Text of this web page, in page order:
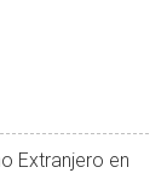
Extranjero en